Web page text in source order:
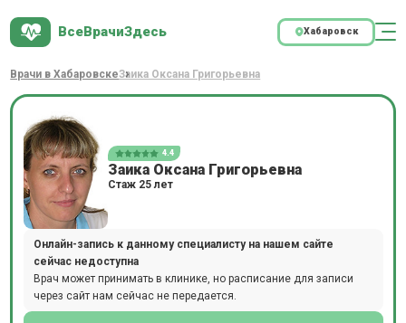
ВсеВрачиЗдесь Хабаровск
Врачи в ХабаровскеЗаика Оксана Григорьевна
4.4
Заика Оксана Григорьевна
Стаж 25 лет
Онлайн-запись к данному специалисту на нашем сайте
сейчас недоступна
Врач может принимать в клинике, но расписание для записи
через сайт нам сейчас не передается.